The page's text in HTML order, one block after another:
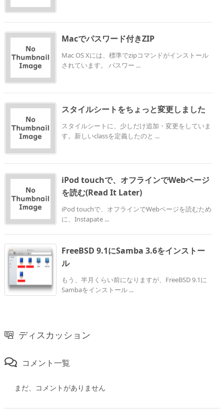
Macでパスワード付きZIP
Mac OS Xには、標準でzipコマンドがインストール
されています。 パスワー ...
スタイルシートをちょっと変更しました
スタイルシートに、少しだけ追加・変更をしていま
す。新しいclassを定義したのと ...
iPod touchで、オフラインでWebページ
を読む(Read It Later)
iPod touchで、オフラインでWebページを読むため
に、Instapate ...
FreeBSD 9.1にSamba 3.6をインストー
ル
もう、半月くらい前になりますが、FreeBSD 9.1に
Sambaをインストール ...
ディスカッション
コメント一覧
まだ、コメントがありません